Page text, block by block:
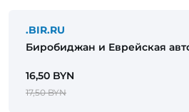
.BIR.RU
Биробиджан и Еврейская
16,50 BYN
17,50 BYN